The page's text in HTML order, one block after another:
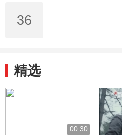
36
精选
00:30